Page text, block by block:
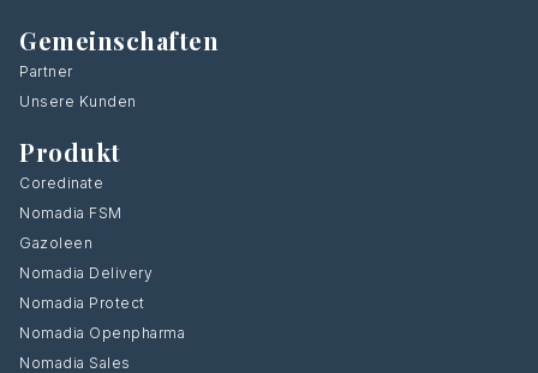
Gemeinschaften
Partner
Unsere Kunden
Produkt
Coredinate
Nomadia FSM
Gazoleen
Nomadia Delivery
Nomadia Protect
Nomadia Openpharma
Nomadia Sales